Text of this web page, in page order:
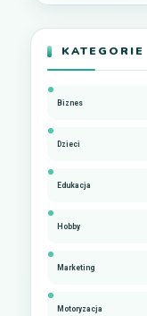
KATEGORIE
Biznes
Dzieci
Edukacja
Hobby
Marketing
Motoryzacja